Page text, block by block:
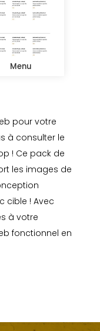
pour votre
à consulter le
! Ce pack de
les images de
cible ! Avec
à votre
fonctionnel en
Menu